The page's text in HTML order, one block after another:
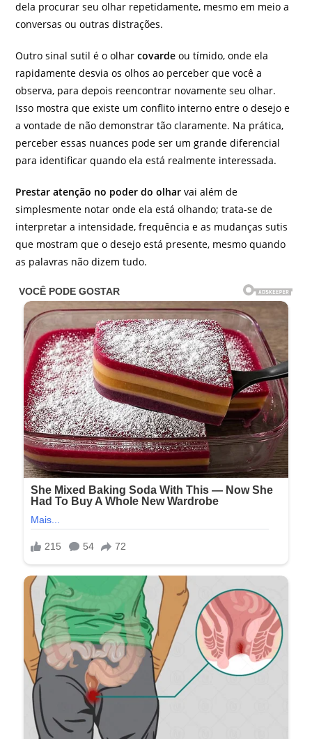
dela procurar seu olhar repetidamente, mesmo em meio a
conversas ou outras distrações.
Outro sinal sutil é o olharcovarde ou tímido, onde ela
rapidamente desvia os olhos ao perceber que você a
observa, para depois reencontrar novamente seu olhar.
Isso mostra que existe um conflito interno entre o desejo e
a vontade de não demonstrar tão claramente. Na prática,
perceber essas nuances pode ser um grande diferencial
para identificar quando ela está realmente interessada.
Prestar atenção no poder do olhar vai além de
simplesmente notar onde ela está olhando; trata-se de
interpretar a intensidade, frequência e as mudanças sutis
que mostram que o desejo está presente, mesmo quando
as palavras não dizem tudo.